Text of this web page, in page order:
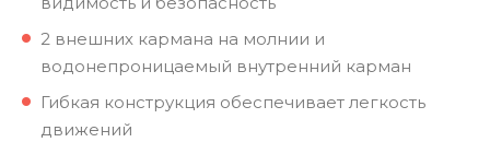
2 внешних кармана на молнии и
водонепроницаемый внутренний карман
Гибкая конструкция обеспечивает легкость
движений